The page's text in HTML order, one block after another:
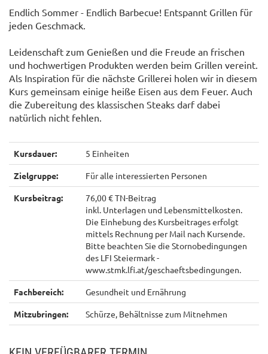
Endlich Sommer - Endlich Barbecue! Entspannt Grillen für
jeden Geschmack.
Leidenschaft zum Genießen und die Freude an frischen
und hochwertigen Produkten werden beim Grillen vereint.
Als Inspiration für die nächste Grillerei holen wir in diesem
Kurs gemeinsam einige heiße Eisen aus dem Feuer. Auch
die Zubereitung des klassischen Steaks darf dabei
natürlich nicht fehlen.
Kursdauer: 5 Einheiten
Zielgruppe: Für alle interessierten Personen
Kursbeitrag:
76,00 € TN-Beitrag
inkl. Unterlagen und Lebensmittelkosten.
Die Einhebung des Kursbeitrages erfolgt
mittels Rechnung per Mail nach Kursende.
Bitte beachten Sie die Stornobedingungen
des LFI Steiermark -
www.stmk.lfi.at/geschaeftsbedingungen.
Fachbereich: Gesundheit und Ernährung
Mitzubringen: Schürze, Behältnisse zum Mitnehmen